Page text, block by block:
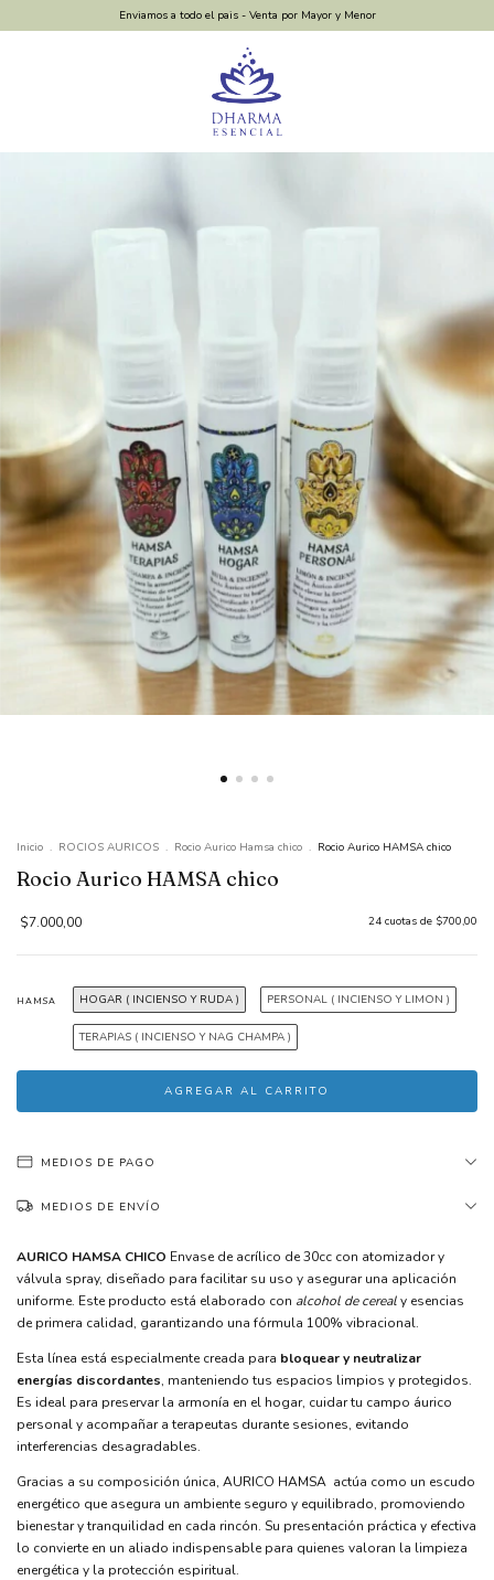
Enviamos a todo el pais - Venta por Mayor y Menor
Inicio . ROCIOS AURICOS . Rocio Aurico Hamsa chico . Rocio Aurico HAMSA chico
Rocio Aurico HAMSA chico
$7.000,00 24 cuotas de $700,00
HAMSA HOGAR ( INCIENSO Y RUDA ) PERSONAL ( INCIENSO Y LIMON )
TERAPIAS ( INCIENSO Y NAG CHAMPA )
MEDIOS DE PAGO
MEDIOS DE ENVÍO
AURICO HAMSA CHICO Envase de acrílico de 30cc con atomizador y
válvula spray, diseñado para facilitar su uso y asegurar una aplicación
uniforme. Este producto está elaborado con alcohol de cerealy esencias
de primera calidad, garantizando una fórmula 100% vibracional.
Esta línea está especialmente creada para bloquear y neutralizar
energías discordantes, manteniendo tus espacios limpios y protegidos.
Es ideal para preservar la armonía en el hogar, cuidar tu campo áurico
personal y acompañar a terapeutas durante sesiones, evitando
interferencias desagradables.
Gracias a su composición única, AURICO HAMSA actúa como un escudo
energético que asegura un ambiente seguro y equilibrado, promoviendo
bienestar y tranquilidad en cada rincón. Su presentación práctica y efectiva
lo convierte en un aliado indispensable para quienes valoran la limpieza
energética y la protección espiritual.